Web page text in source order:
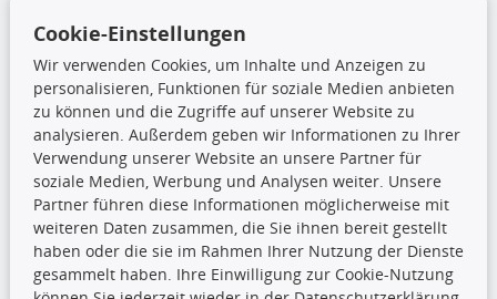
TecDoc Inside
Die hier angezeigten Daten,
insbesondere die gesamte Datenbank,
dürfen nicht kopiert werden. Es ist zu
unterlassen, die Daten oder die gesamte Datenbank ohne
vorherige Zustimmung TecDocs zu vervielfältigen, zu
verbreiten und/oder diese Handlungen durch Dritte ausführen
zu lassen. Ein Zuwiderhandeln stellt eine
Urheberrechtsverletzung dar und wird verfolgt.
Cookie-Einstellungen
Wir verwenden Cookies, um Inhalte und Anzeigen zu
personalisieren, Funktionen für soziale Medien anbieten
zu können und die Zugriffe auf unserer Website zu
analysieren. Außerdem geben wir Informationen zu Ihrer
Verwendung unserer Website an unsere Partner für
soziale Medien, Werbung und Analysen weiter. Unsere
Partner führen diese Informationen möglicherweise mit
weiteren Daten zusammen, die Sie ihnen bereit gestellt
haben oder die sie im Rahmen Ihrer Nutzung der Dienste
gesammelt haben. Ihre Einwilligung zur Cookie-Nutzung